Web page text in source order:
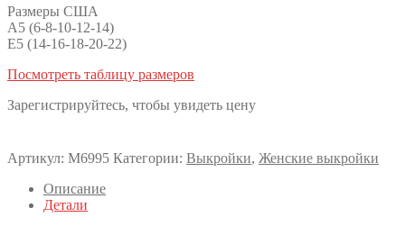
Размеры США
A5 (6-8-10-12-14)
E5 (14-16-18-20-22)
Посмотреть таблицу размеров
Зарегистрируйтесь, чтобы увидеть цену
Артикул: M6995 Категории: Выкройки, Женские выкройки
Описание
Детали